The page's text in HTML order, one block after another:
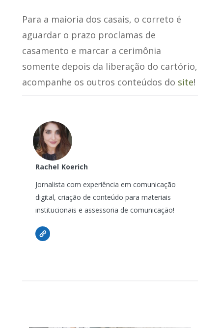
Para a maioria dos casais, o correto é
aguardar o prazo proclamas de
casamento e marcar a cerimônia
somente depois da liberação do cartório,
acompanhe os outros conteúdos do site!
Rachel Koerich
Jornalista com experiência em comunicação
digital, criação de conteúdo para materiais
institucionais e assessoria de comunicação!